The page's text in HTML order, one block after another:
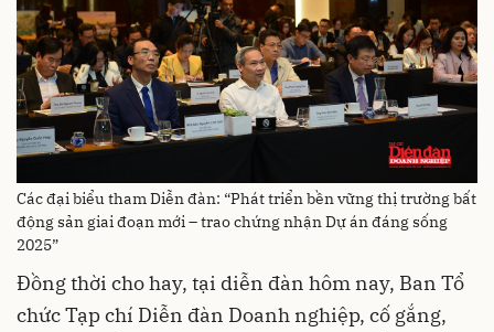
Các đại biểu tham Diễn đàn: “Phát triển bền vững thị trường bất
động sản giai đoạn mới – trao chứng nhận Dự án đáng sống
2025”
Đồng thời cho hay, tại diễn đàn hôm nay, Ban Tổ
chức Tạp chí Diễn đàn Doanh nghiệp, cố gắng,